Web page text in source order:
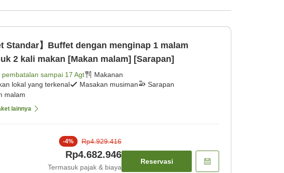
Standar】Buffet dengan menginap 1 malam
2 kali makan [Makan malam] [Sarapan]
pembatalan sampai 17 Agt
Makanan
lokal yang terkenal
Masakan musiman
Sarapan
malam
lainnya
-4% Rp4.929.416
Rp4.682.946
Termasuk pajak & biaya
Reservasi